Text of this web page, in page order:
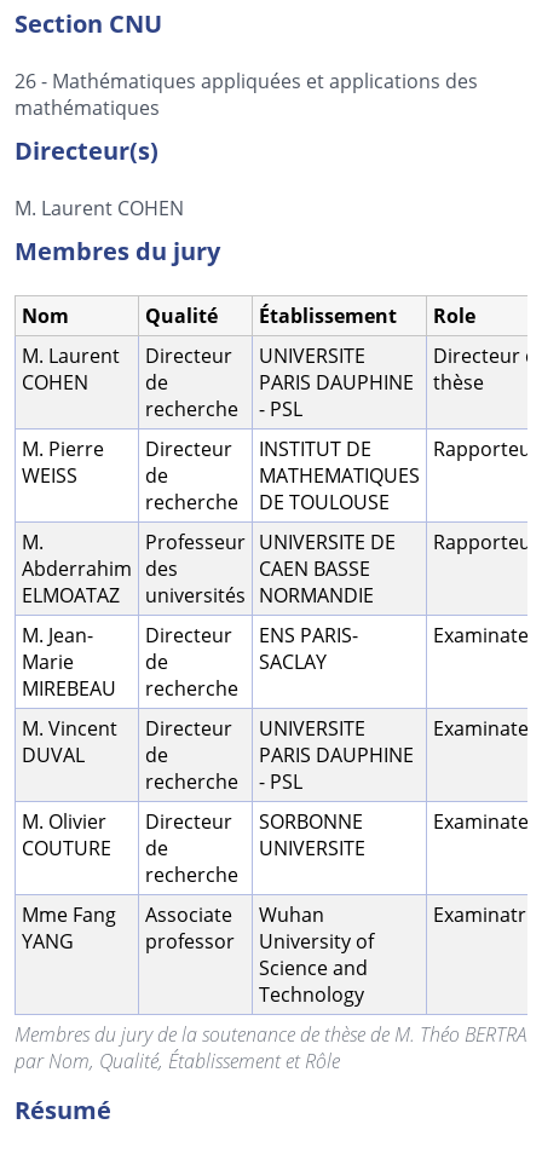
Section CNU
26 - Mathématiques appliquées et applications des
mathématiques
Directeur(s)
M. Laurent COHEN
Membres du jury
Membres du jury de la soutenance de thèse de M. Théo
par Nom, Qualité, Établissement et Rôle
Nom Qualité Établissement Role
M. Laurent
COHEN
Directeur
de
recherche
UNIVERSITE
PARIS DAUPHINE
- PSL
Directeur
thèse
M. Pierre
WEISS
Directeur
de
recherche
INSTITUT DE
MATHEMATIQUES
DE TOULOUSE
Rapporteur
M.
Abderrahim
ELMOATAZ
Professeur
des
universités
UNIVERSITE DE
CAEN BASSE
NORMANDIE
Rapporteur
M. Jean-
Marie
MIREBEAU
Directeur
de
recherche
ENS PARIS-
SACLAY
M. Vincent
DUVAL
Directeur
de
recherche
UNIVERSITE
PARIS DAUPHINE
- PSL
M. Olivier
COUTURE
Directeur
de
recherche
SORBONNE
UNIVERSITE
Mme Fang
YANG
Associate
professor
Wuhan
University of
Science and
Technology
Résumé